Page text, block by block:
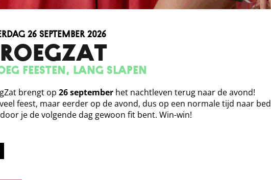
feesten, lang slapen
26 september 2026
brengt op 26 september het nachtleven terug naar de avond!
feest, maar eerder op de avond, dus op een normale tijd naar bed
je de volgende dag gewoon fit bent. Win-win!